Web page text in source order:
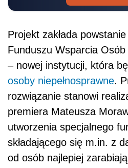
Projekt zakłada
Funduszu Wsparcia Osób
– nowej instytucji, która
osoby niepełnosprawne.
rozwiązanie stanowi
premiera Mateusza
utworzenia specjalnego
składającego się m.in. z
od osób najlepiej